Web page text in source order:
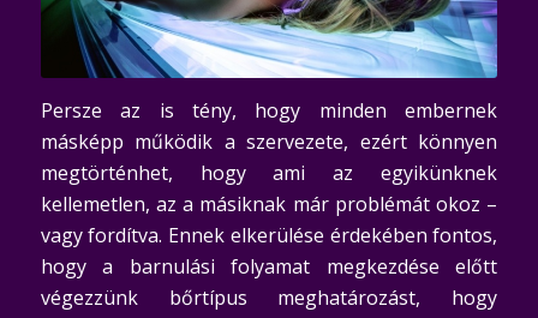
Persze az is tény, hogy minden embernek
másképp működik a szervezete, ezért könnyen
megtörténhet, hogy ami az egyikünknek
kellemetlen, az a másiknak már problémát okoz –
vagy fordítva. Ennek elkerülése érdekében fontos,
hogy a barnulási folyamat megkezdése előtt
végezzünk bőrtípus meghatározást, hogy